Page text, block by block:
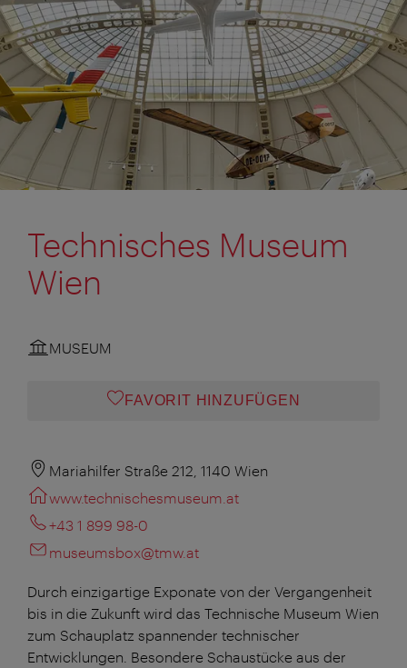
Technisches Museum
Wien
MUSEUM
FAVORIT HINZUFÜGEN
Mariahilfer Straße 212, 1140 Wien
www.technischesmuseum.at
+43 1 899 98-0
museumsbox@tmw.at
Durch einzigartige Exponate von der Vergangenheit
bis in die Zukunft wird das Technische Museum Wien
zum Schauplatz spannender technischer
Entwicklungen. Besondere Schaustücke aus der